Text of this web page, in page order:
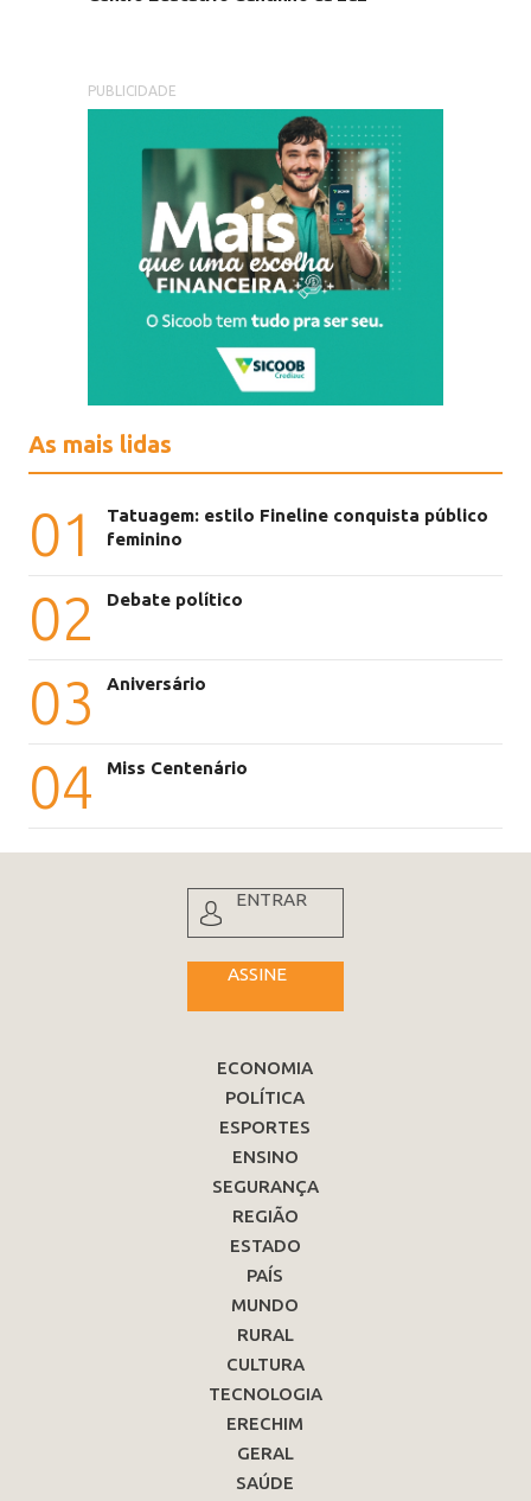
PUBLICIDADE
As mais lidas
01
Tatuagem: estilo Fineline conquista público
feminino
02 Debate político
03 Aniversário
04 Miss Centenário
ENTRAR
ASSINE
ECONOMIA
POLÍTICA
ESPORTES
ENSINO
SEGURANÇA
REGIÃO
ESTADO
PAÍS
MUNDO
RURAL
CULTURA
TECNOLOGIA
ERECHIM
GERAL
SAÚDE